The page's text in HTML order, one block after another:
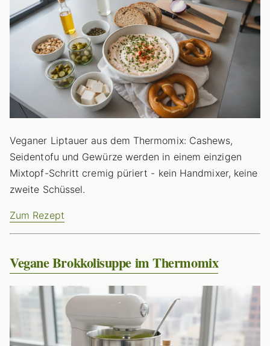
Veganer Liptauer aus dem Thermomix: Cashews,
Seidentofu und Gewürze werden in einem einzigen
Mixtopf-Schritt cremig püriert - kein Handmixer, keine
zweite Schüssel.
Zum Rezept
Vegane Brokkolisuppe im Thermomix